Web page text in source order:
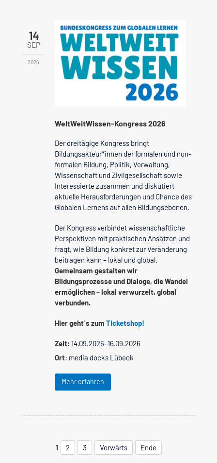
14
SEP
2026
WeltWeitWissen-Kongress 2026
Der dreitägige Kongress bringt
Bildungsakteur*innen der formalen und non-
formalen Bildung, Politik, Verwaltung,
Wissenschaft und Zivilgesellschaft sowie
Interessierte zusammen und diskutiert
aktuelle Herausforderungen und Chance des
Globalen Lernens auf allen Bildungsebenen.
Der Kongress verbindet wissenschaftliche
Perspektiven mit praktischen Ansätzen und
fragt, wie Bildung konkret zur Veränderung
beitragen kann – lokal und global.
Gemeinsam gestalten wir
Bildungsprozesse und Dialoge, die Wandel
ermöglichen – lokal verwurzelt, global
verbunden.
Hier geht´s zum Ticketshop!
Zeit: 14.09.2026–16.09.2026
Ort: media docks Lübeck
Mehr erfahren
1 2 3 Vorwärts Ende